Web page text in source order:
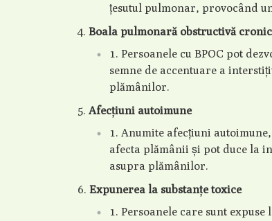
țesutul pulmonar, provocând
Boala pulmonară obstructivă
Persoanele cu BPOC pot
semne de accentuare a
plămânilor.
Afecțiuni autoimune
Anumite afecțiuni
afecta plămânii și pot duce la
asupra plămânilor.
Expunerea la substanțe toxice
Persoanele care sunt